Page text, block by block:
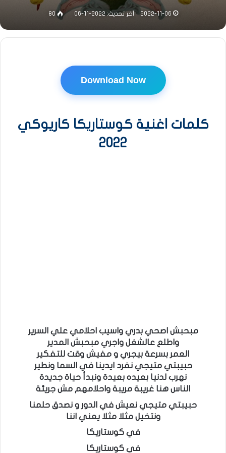
2022-11-06 آخر تحديث: 2022-11-06 80
Download Now
كلمات اغنية كوستاريكا كاريوكي
2022
مبحبش اصحي بدري واسيب احلامي علي السرير
واطلع عالشغل واجري مبحبش المدير
العمر بسرعة بيجري و مفيش وقت للتفكير
حبيبتي متيجي نفرد ايدينا في السما ونطير
نهرب لدنيا بعيده بعيدة ونبدأ حياة جديدة
الناس هنا غريبة مريبة واحلامهم مش جريئة
حبيبتي متيجي نعيش في الدور و نصدق حلمنا
ونتخيل مثلا مثلا يعني اننا
في كوستاريكا
في كوستاريكا